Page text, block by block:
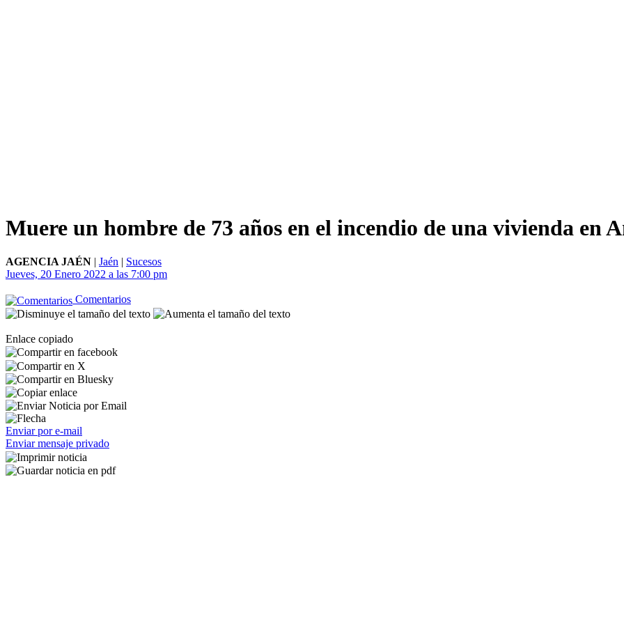
Muere un hombre de 73 años en el incendio de una vivienda en
AGENCIA JAÉN | Jaén | Sucesos
Jueves, 20 Enero 2022 a las 7:00 pm
Comentarios
Enlace copiado
Enviar por e-mail
Enviar mensaje privado